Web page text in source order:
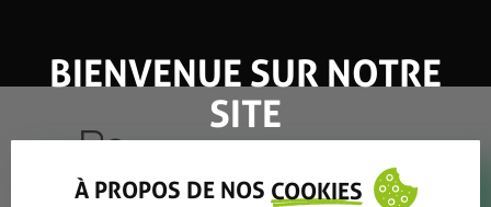
BIENVENUE SUR NOTRE
SITE
À PROPOS DE NOS COOKIES